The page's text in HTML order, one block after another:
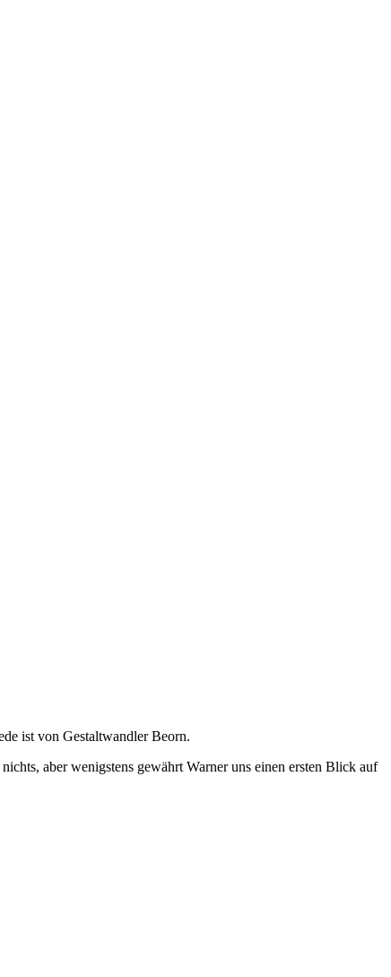
ist von Gestaltwandler Beorn.
aber wenigstens gewährt Warner uns einen ersten Blick auf